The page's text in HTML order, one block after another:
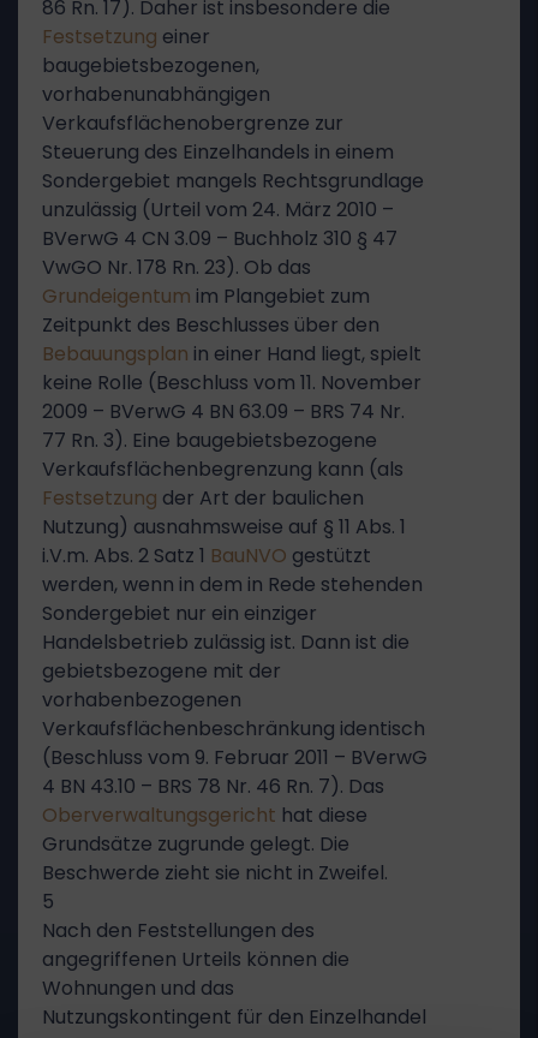
86 Rn. 17). Daher ist insbesondere die
Festsetzung einer
baugebietsbezogenen,
vorhabenunabhängigen
Verkaufsflächenobergrenze zur
Steuerung des Einzelhandels in einem
Sondergebiet mangels Rechtsgrundlage
unzulässig (Urteil vom 24. März 2010 –
BVerwG 4 CN 3.09 – Buchholz 310 § 47
VwGO Nr. 178 Rn. 23). Ob das
Grundeigentum im Plangebiet zum
Zeitpunkt des Beschlusses über den
Bebauungsplan in einer Hand liegt, spielt
keine Rolle (Beschluss vom 11. November
2009 – BVerwG 4 BN 63.09 – BRS 74 Nr.
77 Rn. 3). Eine baugebietsbezogene
Verkaufsflächenbegrenzung kann (als
Festsetzung der Art der baulichen
Nutzung) ausnahmsweise auf § 11 Abs. 1
i.V.m. Abs. 2 Satz 1 BauNVO gestützt
werden, wenn in dem in Rede stehenden
Sondergebiet nur ein einziger
Handelsbetrieb zulässig ist. Dann ist die
gebietsbezogene mit der
vorhabenbezogenen
Verkaufsflächenbeschränkung identisch
(Beschluss vom 9. Februar 2011 – BVerwG
4 BN 43.10 – BRS 78 Nr. 46 Rn. 7). Das
Oberverwaltungsgericht hat diese
Grundsätze zugrunde gelegt. Die
Beschwerde zieht sie nicht in Zweifel.
5
Nach den Feststellungen des
angegriffenen Urteils können die
Wohnungen und das
Nutzungskontingent für den Einzelhandel